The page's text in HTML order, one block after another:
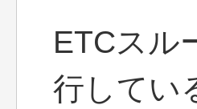
ETCスル
行してい